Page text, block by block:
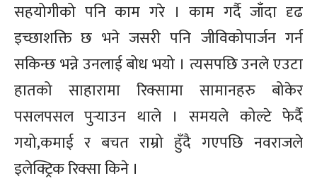
सहयोगीको पनि काम गरे । काम गर्दै जाँदा दृढ
इच्छाशक्ति छ भने जसरी पनि जीविकोपार्जन गर्न
सकिन्छ भन्ने उनलाई बोध भयो । त्यसपछि उनले एउटा
हातको साहारामा रिक्सामा सामानहरु बोकेर
पसलपसलपुर्‍याउन थाले । समयले कोल्टे फेर्दै
गयो,कमाई र बचत राम्रो हुँदै गएपछि नवराजले
इलेक्ट्रिक रिक्सा किने ।